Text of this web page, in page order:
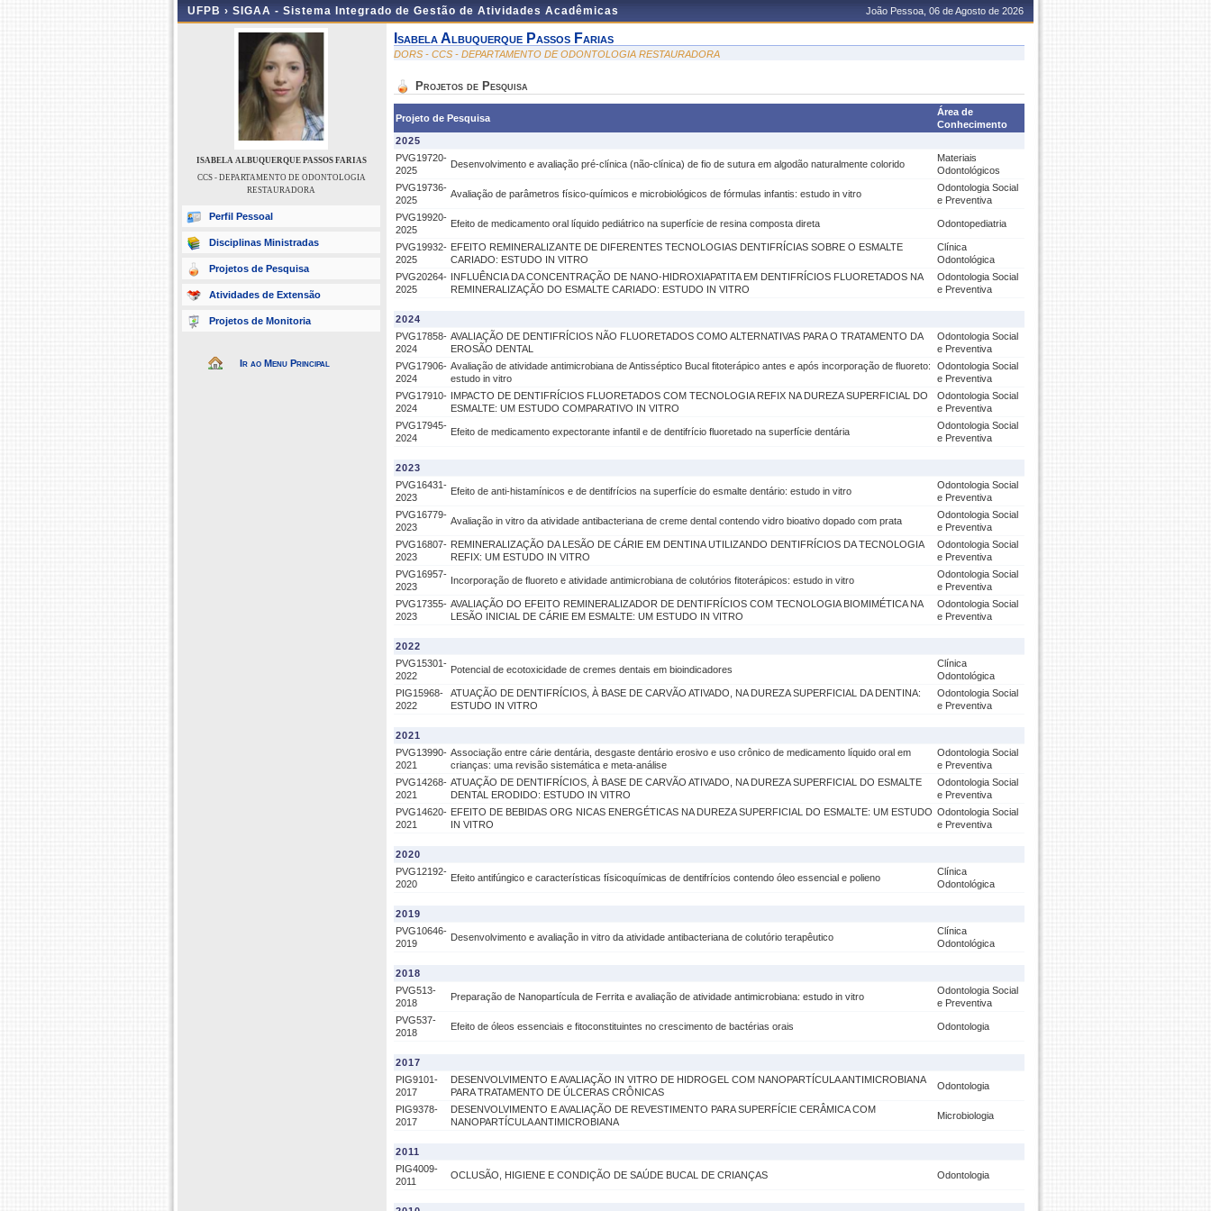
UFPB › SIGAA - Sistema Integrado de Gestão de Atividades Acadêmicas João Pessoa, 06 de Agosto de 2026
ISABELA ALBUQUERQUE PASSOS FARIAS
CCS - DEPARTAMENTO DE ODONTOLOGIA
RESTAURADORA
Perfil Pessoal
Disciplinas Ministradas
Projetos de Pesquisa
Atividades de Extensão
Projetos de Monitoria
Ir ao Menu Principal
Isabela Albuquerque Passos Farias
DORS - CCS - DEPARTAMENTO DE ODONTOLOGIA RESTAURADORA
Projetos de Pesquisa
Projeto de Pesquisa
Área de
Conhecimento
2025
PVG19720-
2025
Desenvolvimento e avaliação pré-clínica (não-clínica) de fio de sutura em algodão naturalmente colorido
Materiais
Odontológicos
PVG19736-
2025
Avaliação de parâmetros físico-químicos e microbiológicos de fórmulas infantis: estudo in vitro
Odontologia Social
e Preventiva
PVG19920-
2025
Efeito de medicamento oral líquido pediátrico na superfície de resina composta direta Odontopediatria
PVG19932-
2025
EFEITO REMINERALIZANTE DE DIFERENTES TECNOLOGIAS DENTIFRÍCIAS SOBRE O ESMALTE
CARIADO: ESTUDO IN VITRO
Clínica
Odontológica
PVG20264-
2025
INFLUÊNCIA DA CONCENTRAÇÃO DE NANO-HIDROXIAPATITA EM DENTIFRÍCIOS FLUORETADOS NA
REMINERALIZAÇÃO DO ESMALTE CARIADO: ESTUDO IN VITRO
Odontologia Social
e Preventiva
2024
PVG17858-
2024
AVALIAÇÃO DE DENTIFRÍCIOS NÃO FLUORETADOS COMO ALTERNATIVAS PARA O TRATAMENTO DA
EROSÃO DENTAL
Odontologia Social
e Preventiva
PVG17906-
2024
Avaliação de atividade antimicrobiana de Antisséptico Bucal fitoterápico antes e após incorporação de fluoreto:
estudo in vitro
Odontologia Social
e Preventiva
PVG17910-
2024
IMPACTO DE DENTIFRÍCIOS FLUORETADOS COM TECNOLOGIA REFIX NA DUREZA SUPERFICIAL DO
ESMALTE: UM ESTUDO COMPARATIVO IN VITRO
Odontologia Social
e Preventiva
PVG17945-
2024
Efeito de medicamento expectorante infantil e de dentifrício fluoretado na superfície dentária
Odontologia Social
e Preventiva
2023
PVG16431-
2023
Efeito de anti-histamínicos e de dentifrícios na superfície do esmalte dentário: estudo in vitro
Odontologia Social
e Preventiva
PVG16779-
2023
Avaliação in vitro da atividade antibacteriana de creme dental contendo vidro bioativo dopado com prata
Odontologia Social
e Preventiva
PVG16807-
2023
REMINERALIZAÇÃO DA LESÃO DE CÁRIE EM DENTINA UTILIZANDO DENTIFRÍCIOS DA TECNOLOGIA
REFIX: UM ESTUDO IN VITRO
Odontologia Social
e Preventiva
PVG16957-
2023
Incorporação de fluoreto e atividade antimicrobiana de colutórios fitoterápicos: estudo in vitro
Odontologia Social
e Preventiva
PVG17355-
2023
AVALIAÇÃO DO EFEITO REMINERALIZADOR DE DENTIFRÍCIOS COM TECNOLOGIA BIOMIMÉTICA NA
LESÃO INICIAL DE CÁRIE EM ESMALTE: UM ESTUDO IN VITRO
Odontologia Social
e Preventiva
2022
PVG15301-
2022
Potencial de ecotoxicidade de cremes dentais em bioindicadores
Clínica
Odontológica
PIG15968-
2022
ATUAÇÃO DE DENTIFRÍCIOS, À BASE DE CARVÃO ATIVADO, NA DUREZA SUPERFICIAL DA DENTINA:
ESTUDO IN VITRO
Odontologia Social
e Preventiva
2021
PVG13990-
2021
Associação entre cárie dentária, desgaste dentário erosivo e uso crônico de medicamento líquido oral em
crianças: uma revisão sistemática e meta-análise
Odontologia Social
e Preventiva
PVG14268-
2021
ATUAÇÃO DE DENTIFRÍCIOS, À BASE DE CARVÃO ATIVADO, NA DUREZA SUPERFICIAL DO ESMALTE
DENTAL ERODIDO: ESTUDO IN VITRO
Odontologia Social
e Preventiva
PVG14620-
2021
EFEITO DE BEBIDAS ORG NICAS ENERGÉTICAS NA DUREZA SUPERFICIAL DO ESMALTE: UM ESTUDO
IN VITRO
Odontologia Social
e Preventiva
2020
PVG12192-
2020
Efeito antifúngico e características físicoquímicas de dentifrícios contendo óleo essencial e polieno
Clínica
Odontológica
2019
PVG10646-
2019
Desenvolvimento e avaliação in vitro da atividade antibacteriana de colutório terapêutico
Clínica
Odontológica
2018
PVG513-
2018
Preparação de Nanopartícula de Ferrita e avaliação de atividade antimicrobiana: estudo in vitro
Odontologia Social
e Preventiva
PVG537-
2018
Efeito de óleos essenciais e fitoconstituintes no crescimento de bactérias orais Odontologia
2017
PIG9101-
2017
DESENVOLVIMENTO E AVALIAÇÃO IN VITRO DE HIDROGEL COM NANOPARTÍCULA ANTIMICROBIANA
PARA TRATAMENTO DE ÚLCERAS CRÔNICAS
Odontologia
PIG9378-
2017
DESENVOLVIMENTO E AVALIAÇÃO DE REVESTIMENTO PARA SUPERFÍCIE CERÂMICA COM
NANOPARTÍCULA ANTIMICROBIANA
Microbiologia
2011
PIG4009-
2011
OCLUSÃO, HIGIENE E CONDIÇÃO DE SAÚDE BUCAL DE CRIANÇAS Odontologia